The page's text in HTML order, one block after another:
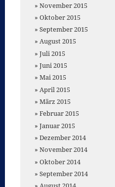
November 2015
Oktober 2015
September 2015
August 2015
Juli 2015
Juni 2015
Mai 2015
April 2015
März 2015
Februar 2015
Januar 2015
Dezember 2014
November 2014
Oktober 2014
September 2014